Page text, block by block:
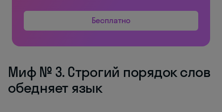
Бесплатно
Миф № 3. Строгий порядок слов
обедняет язык